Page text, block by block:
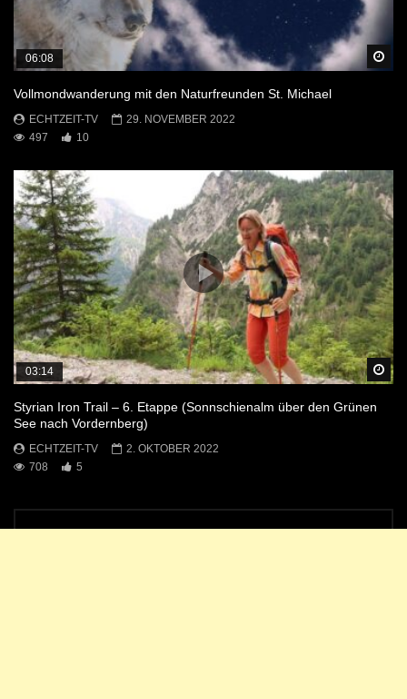
06:08
Vollmondwanderung mit den Naturfreunden St. Michael
ECHTZEIT-TV
29. NOVEMBER 2022
497
10
03:14
Styrian Iron Trail – 6. Etappe (Sonnschienalm über den Grünen
See nach Vordernberg)
ECHTZEIT-TV
2. OKTOBER 2022
708
5